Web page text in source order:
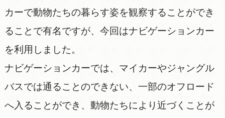
カーで動物たちの暮らす姿を観察することができ
ることで有名ですが、今回はナビゲーションカー
を利用しました。
ナビゲーションカーでは、マイカーやジャングル
バスでは通ることのできない、一部のオフロード
へ入ることができ、動物たちにより近づくことが